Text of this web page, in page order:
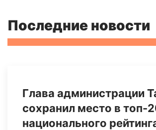
Последние новости
Глава администрации
сохранил место в топ-
национального